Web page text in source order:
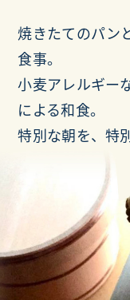
焼きたてのパン
食事。
小麦アレルギー
による和食。
特別な朝を、特